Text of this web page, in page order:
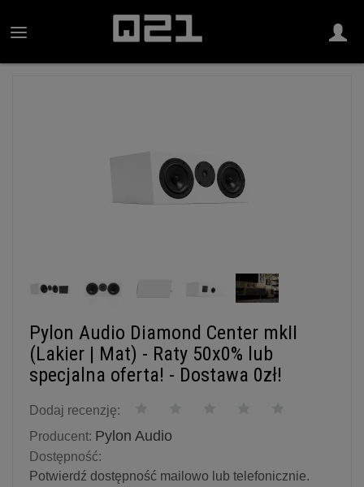
Pylon Audio Diamond Center mkII
(Lakier | Mat) - Raty 50x0% lub
specjalna oferta! - Dostawa 0zł!
Dodaj recenzję:
Producent: Pylon Audio
Dostępność:
Potwierdź dostępność mailowo lub telefonicznie.